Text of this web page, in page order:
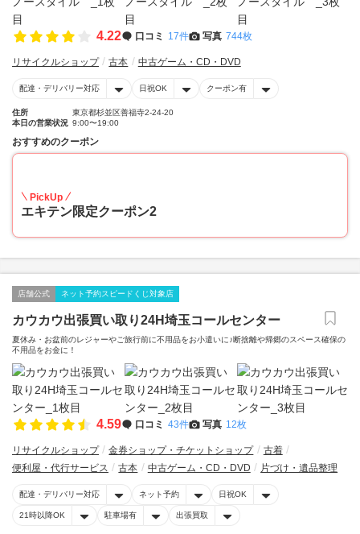
4.22 口コミ 17件 写真 744枚
リサイクルショップ 古本 中古ゲーム・CD・DVD
配達・デリバリー対応 日祝OK クーポン有
住所
東京都杉並区善福寺2-24-20
本日の営業状況 9:00〜19:00
おすすめのクーポン
PickUp
エキテン限定クーポン2
店舗公式 ネット予約スピードくじ対象店
カウカウ出張買い取り24H埼玉コールセンター
夏休み・お盆前のレジャーやご旅行前に不用品をお小遣いに♪断捨離や帰郷のスペース確保の
不用品をお金に！
4.59 口コミ 43件 写真 12枚
リサイクルショップ 金券ショップ・チケットショップ
古着
便利屋・代行サービス
古本 中古ゲーム・CD・DVD 片づけ・遺品整理
配達・デリバリー対応 ネット予約 日祝OK
21時以降OK 駐車場有 出張買取